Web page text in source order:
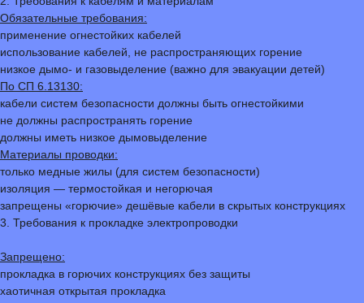
Обязательные требования:
применение огнестойких кабелей
использование кабелей, не распространяющих горение
низкое дымо- и газовыделение (важно для эвакуации детей)
По СП 6.13130:
кабели систем безопасности должны быть огнестойкими
не должны распространять горение
должны иметь низкое дымовыделение
Материалы проводки:
только медные жилы (для систем безопасности)
изоляция — термостойкая и негорючая
запрещены «горючие» дешёвые кабели в скрытых конструкциях
3. Требования к прокладке электропроводки
Запрещено:
прокладка в горючих конструкциях без защиты
хаотичная открытая прокладка